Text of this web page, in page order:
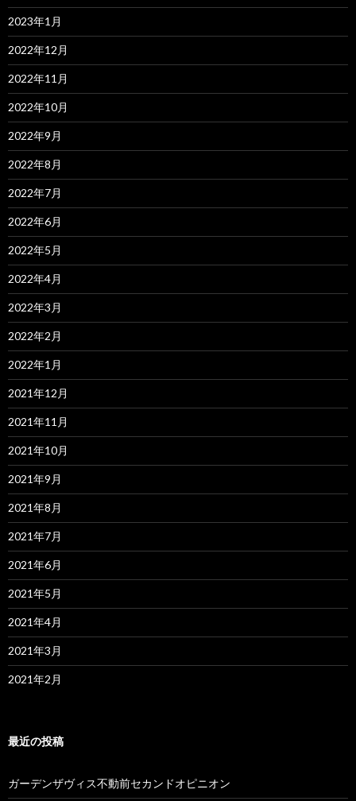
2023年1月
2022年12月
2022年11月
2022年10月
2022年9月
2022年8月
2022年7月
2022年6月
2022年5月
2022年4月
2022年3月
2022年2月
2022年1月
2021年12月
2021年11月
2021年10月
2021年9月
2021年8月
2021年7月
2021年6月
2021年5月
2021年4月
2021年3月
2021年2月
最近の投稿
ガーデンザヴィス不動前セカンドオピニオン